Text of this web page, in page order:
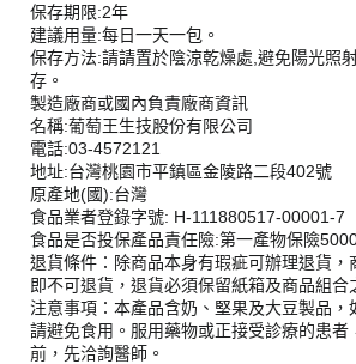
保存期限:2年
建議用量:每日一天一包。
保存方法:請請置於陰涼乾燥處,避免陽光照
存。
製造廠商或國內負責廠商資訊
名稱:葡萄王生技股份有限公司
電話:03-4572121
地址:台灣桃園市平鎮區金陵路二段402號
原產地(國):台灣
食品業者登錄字號: H-111880517-00001-7
食品是否投保產品責任險:第一產物保險
退貨條件：除商品本身有瑕疵可辦理退貨，
即不可退貨，退貨必須保留紙箱及商品組合
注意事項：本產品含奶、堅果及大豆製品，
請避免食用。服用藥物或正接受診療的患者
前，先洽詢醫師。